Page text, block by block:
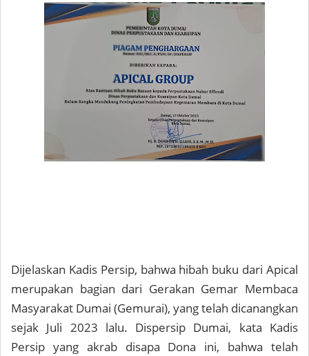
Dijelaskan Kadis Persip, bahwa hibah buku dari Apical
merupakan bagian dari Gerakan Gemar Membaca
Masyarakat Dumai (Gemurai), yang telah dicanangkan
sejak Juli 2023 lalu. Dispersip Dumai, kata Kadis
Persip yang akrab disapa Dona ini, bahwa telah